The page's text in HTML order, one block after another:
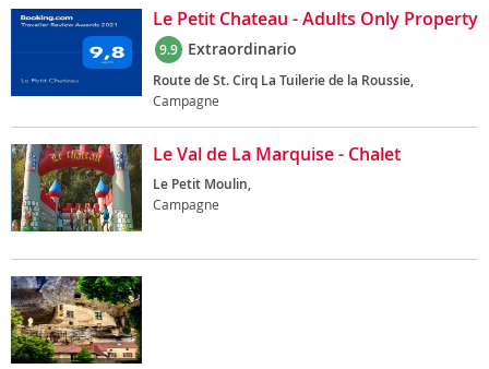
Le Petit Chateau - Adults Only Property
9.9 Extraordinario
Route de St. Cirq La Tuilerie de la Roussie,
Campagne
Le Val de La Marquise - Chalet
Le Petit Moulin,
Campagne